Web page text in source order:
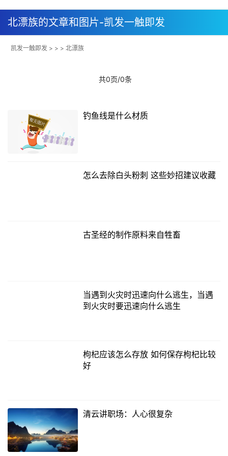
北漂族的文章和图片-凯发一触即发
凯发一触即发 > > > 北漂族
共0页/0条
钓鱼线是什么材质
怎么去除白头粉刺 这些妙招建议收藏
古圣经的制作原料来自牲畜
当遇到火灾时迅速向什么逃生，当遇
到火灾时要迅速向什么逃生
枸杞应该怎么存放 如何保存枸杞比较
好
清云讲职场：人心很复杂